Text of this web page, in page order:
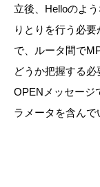
立後、Helloのよ
りとりを行う必
で、ルータ間で
どうか把握する必
OPENメッセージ
ラメータを含んで